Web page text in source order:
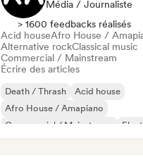
Média / Journaliste
> 1600 feedbacks réalisés
Acid houseAfro House /
Alternative rockClassical music
Commercial / Mainstream
Écrire des articles
Death / Thrash
Acid house
Afro House / Amapiano
Commercial / Mainstream